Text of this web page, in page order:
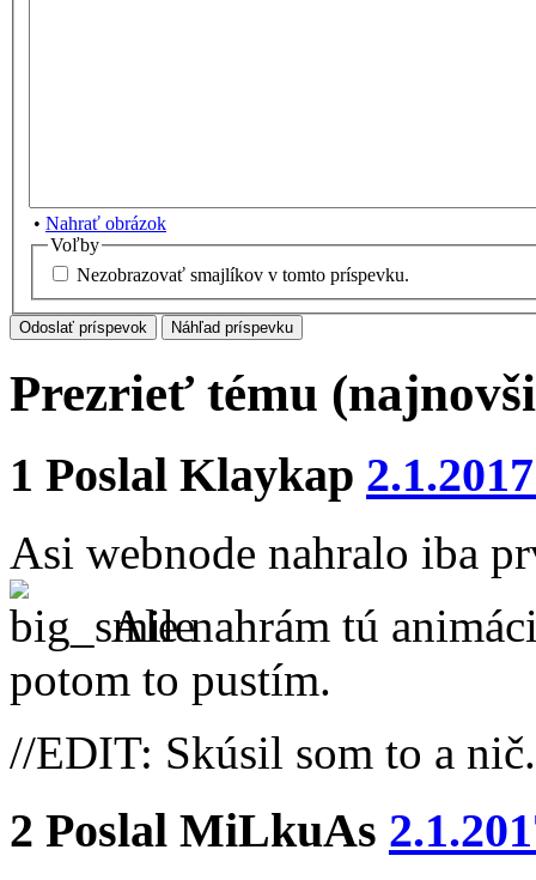
• Nahrať obrázok
Voľby
Nezobrazovať smajlíkov v tomto príspevku.
Prezrieť tému
1 Poslal Klaykap
Asi webnode nahralo iba
Ale nahrám tú
potom to pustím.
//EDIT: Skúsil som to a
2 Poslal MiLkuAs